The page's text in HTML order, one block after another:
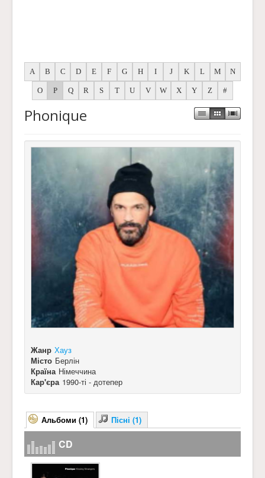
A B C D E F G H I J K L M N
O P Q R S T U V W X Y Z #
Phonique
Жанр Хауз
Місто Берлін
Країна Німеччина
Кар'єра 1990-ті - дотепер
Альбоми (1) Пісні (1)
CD